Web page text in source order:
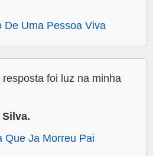
De Uma Pessoa Viva
foi luz na minha
Que Ja Morreu Pai